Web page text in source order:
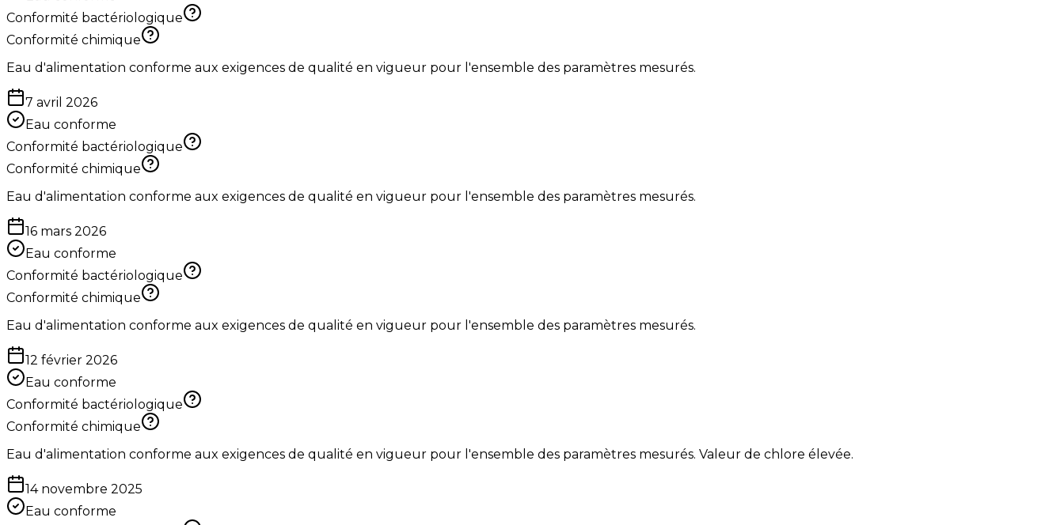
Conformité bactériologique
Conformité chimique
Eau d'alimentation conforme aux exigences de qualité en vigueur pour l'ensemble des paramètres mesurés.
7 avril 2026
Eau conforme
Conformité bactériologique
Conformité chimique
Eau d'alimentation conforme aux exigences de qualité en vigueur pour l'ensemble des paramètres mesurés.
16 mars 2026
Eau conforme
Conformité bactériologique
Conformité chimique
Eau d'alimentation conforme aux exigences de qualité en vigueur pour l'ensemble des paramètres mesurés.
12 février 2026
Eau conforme
Conformité bactériologique
Conformité chimique
Eau d'alimentation conforme aux exigences de qualité en vigueur pour l'ensemble des paramètres mesurés. Valeur de chlore élevée.
14 novembre 2025
Eau conforme